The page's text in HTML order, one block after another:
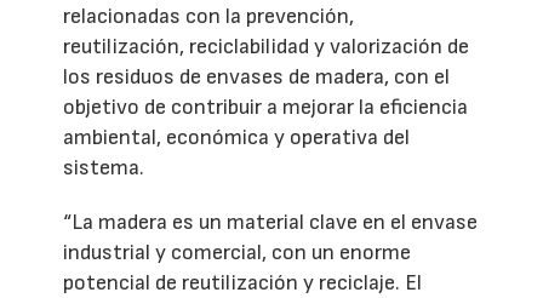
relacionadas con la prevención,
reutilización, reciclabilidad y valorización de
los residuos de envases de madera, con el
objetivo de contribuir a mejorar la eficiencia
ambiental, económica y operativa del
sistema.
“La madera es un material clave en el envase
industrial y comercial, con un enorme
potencial de reutilización y reciclaje. El